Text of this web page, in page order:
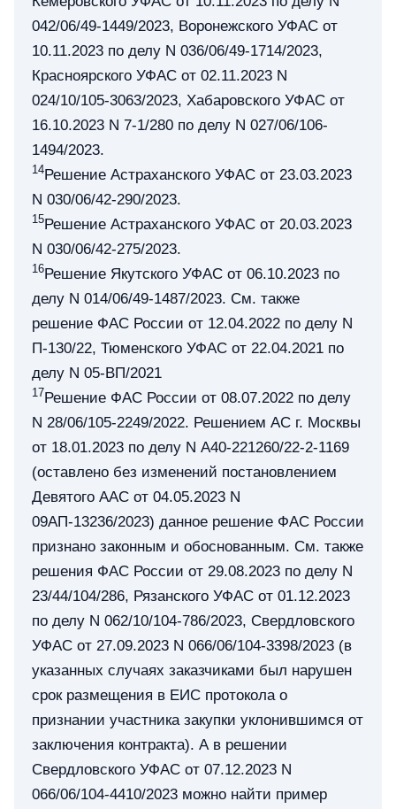
042/06/49-1449/2023, Воронежского УФАС от
10.11.2023 по делу N 036/06/49-1714/2023,
Красноярского УФАС от 02.11.2023 N
024/10/105-3063/2023, Хабаровского УФАС от
16.10.2023 N 7-1/280 по делу N 027/06/106-
1494/2023.
14Решение Астраханского УФАС от 23.03.2023
N 030/06/42-290/2023.
15Решение Астраханского УФАС от 20.03.2023
N 030/06/42-275/2023.
16Решение Якутского УФАС от 06.10.2023 по
делу N 014/06/49-1487/2023. См. также
решение ФАС России от 12.04.2022 по делу N
П-130/22, Тюменского УФАС от 22.04.2021 по
делу N 05-ВП/2021
17Решение ФАС России от 08.07.2022 по делу
N 28/06/105-2249/2022. Решением АС г. Москвы
от 18.01.2023 по делу N А40-221260/22-2-1169
(оставлено без изменений постановлением
Девятого ААС от 04.05.2023 N
09АП-13236/2023) данное решение ФАС России
признано законным и обоснованным. См. также
решения ФАС России от 29.08.2023 по делу N
23/44/104/286, Рязанского УФАС от 01.12.2023
по делу N 062/10/104-786/2023, Свердловского
УФАС от 27.09.2023 N 066/06/104-3398/2023 (в
указанных случаях заказчиками был нарушен
срок размещения в ЕИС протокола о
признании участника закупки уклонившимся от
заключения контракта). А в решении
Свердловского УФАС от 07.12.2023 N
066/06/104-4410/2023 можно найти пример